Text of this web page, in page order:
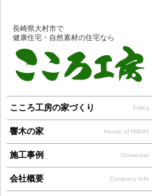
長崎県大村市で
健康住宅・自然素材の住宅なら
こころ工房の家づくり Policy
響木の家 House of HIBIKI
施工事例 Showcase
会社概要 Company Info